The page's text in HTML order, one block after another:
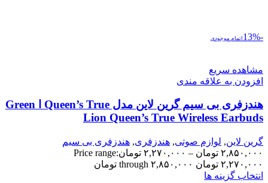
-13% اتمام موجودی
مشاهده سریع
افزودن به علاقه مندی
هندزفری بی سیم گرین لاین مدل Queen’s True ا Green
Lion Queen’s True Wireless Earbuds
گرین لاین, لوازم صوتی, هندزفری, هندزفری بی سیم
۲,۸۵۰,۰۰۰ تومان – ۲,۲۷۰,۰۰۰ تومانPrice range:
۲,۲۷۰,۰۰۰ تومان through ۲,۸۵۰,۰۰۰ تومان
انتخاب گزینه ها